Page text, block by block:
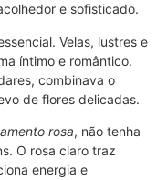
e sofisticado.
Velas, lustres e
íntimo e romântico.
combinava o
de flores delicadas.
rosa, não tenha
O rosa claro traz
energia e